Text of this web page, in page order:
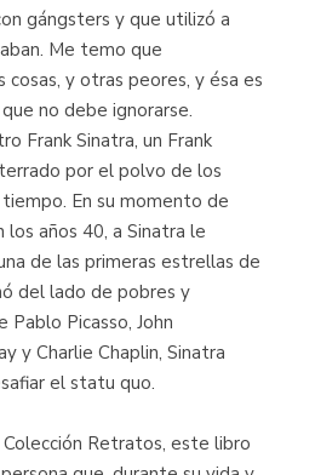
gángsters y que utilizó a
Me temo que
cosas, y otras peores, y ésa es
no debe ignorarse.
Frank Sinatra, un Frank
por el polvo de los
En su momento de
años 40, a Sinatra le
de las primeras estrellas de
del lado de pobres y
Pablo Picasso, John
y Charlie Chaplin, Sinatra
el statu quo.
Retratos, este libro